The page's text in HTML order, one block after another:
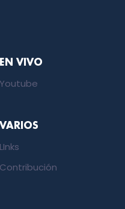
EN VIVO
Youtube
VARIOS
LInks
Contribución